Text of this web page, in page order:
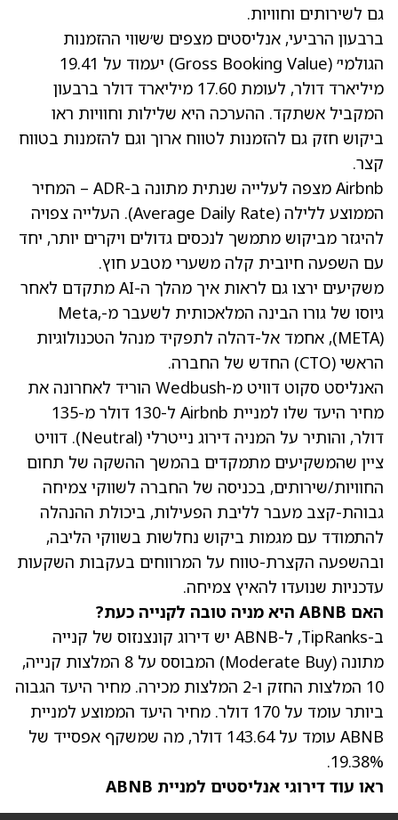
גם לשירותים וחוויות.
ברבעון הרביעי, אנליסטים מצפים ש׳שווי ההזמנות
הגולמי׳ (Gross Booking Value) יעמוד על 19.41
מיליארד דולר, לעומת 17.60 מיליארד דולר ברבעון
המקביל אשתקד. ההערכה היא שלילות וחוויות ראו
ביקוש חזק גם להזמנות לטווח ארוך וגם להזמנות בטווח
קצר.
Airbnb מצפה לעלייה שנתית מתונה ב-ADR – המחיר
הממוצע ללילה (Average Daily Rate). העלייה צפויה
להיגזר מביקוש מתמשך לנכסים גדולים ויקרים יותר, יחד
עם השפעה חיובית קלה משערי מטבע חוץ.
משקיעים ירצו גם לראות איך מהלך ה-AI מתקדם לאחר
גיוסו של גורו הבינה המלאכותית לשעבר מ-Meta,
(META), אחמד אל-דהלה
לתפקיד מנהל הטכנולוגיות
הראשי (CTO) החדש של החברה.
האנליסט סקוט דוויט מ-Wedbush הוריד לאחרונה את
מחיר היעד שלו למניית Airbnb ל-130 דולר מ-135
דולר, והותיר על המניה דירוג נייטרלי (Neutral). דוויט
ציין שהמשקיעים מתמקדים בהמשך ההשקה של תחום
החוויות/שירותים, בכניסה של החברה לשווקי צמיחה
גבוהת-קצב מעבר לליבת הפעילות, ביכולת ההנהלה
להתמודד עם מגמות ביקוש נחלשות בשווקי הליבה,
ובהשפעה הקצרת-טווח על המרווחים בעקבות השקעות
עדכניות שנועדו להאיץ צמיחה.
האם ABNB היא מניה טובה לקנייה כעת?
ב-TipRanks, ל-ABNB יש דירוג קונצנזוס של קנייה
מתונה (Moderate Buy) המבוסס על 8 המלצות קנייה,
10 המלצות החזק ו-2 המלצות מכירה. מחיר היעד הגבוה
ביותר עומד על 170 דולר.
מחיר היעד הממוצע למניית
ABNB עומד על 143.64 דולר, מה שמשקף אפסייד של
19.38%.
ראו עוד דירוגי אנליסטים למניית ABNB